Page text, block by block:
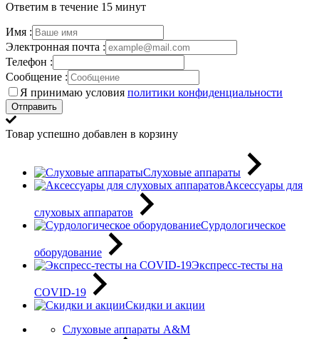
Ответим в течение 15 минут
Имя :
Электронная почта :
Телефон :
Сообщение :
Я принимаю условия политики конфиденциальности
Отправить
Товар успешно добавлен в корзину
Слуховые аппараты
Аксессуары для
слуховых аппаратов
Сурдологическое
оборудование
Экспресс-тесты на
COVID-19
Скидки и акции
Слуховые аппараты A&M